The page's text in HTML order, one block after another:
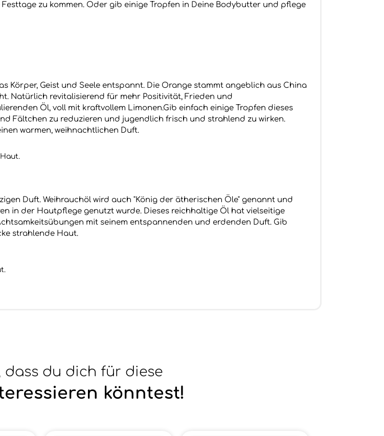
zu kommen. Oder gib einige Tropfen in Deine Bodybutter und pflege
Körper, Geist und Seele entspannt. Die Orange stammt angeblich aus China
Natürlich revitalisierend für mehr Positivität, Frieden und
Öl, voll mit kraftvollem Limonen.Gib einfach einige Tropfen dieses
Fältchen zu reduzieren und jugendlich frisch und strahlend zu wirken.
warmen, weihnachtlichen Duft.
Duft. Weihrauchöl wird auch "König der ätherischen Öle" genannt und
in der Hautpflege genutzt wurde. Dieses reichhaltige Öl hat vielseitige
mit seinem entspannenden und erdenden Duft. Gib
strahlende Haut.
dass du dich für diese
könntest!